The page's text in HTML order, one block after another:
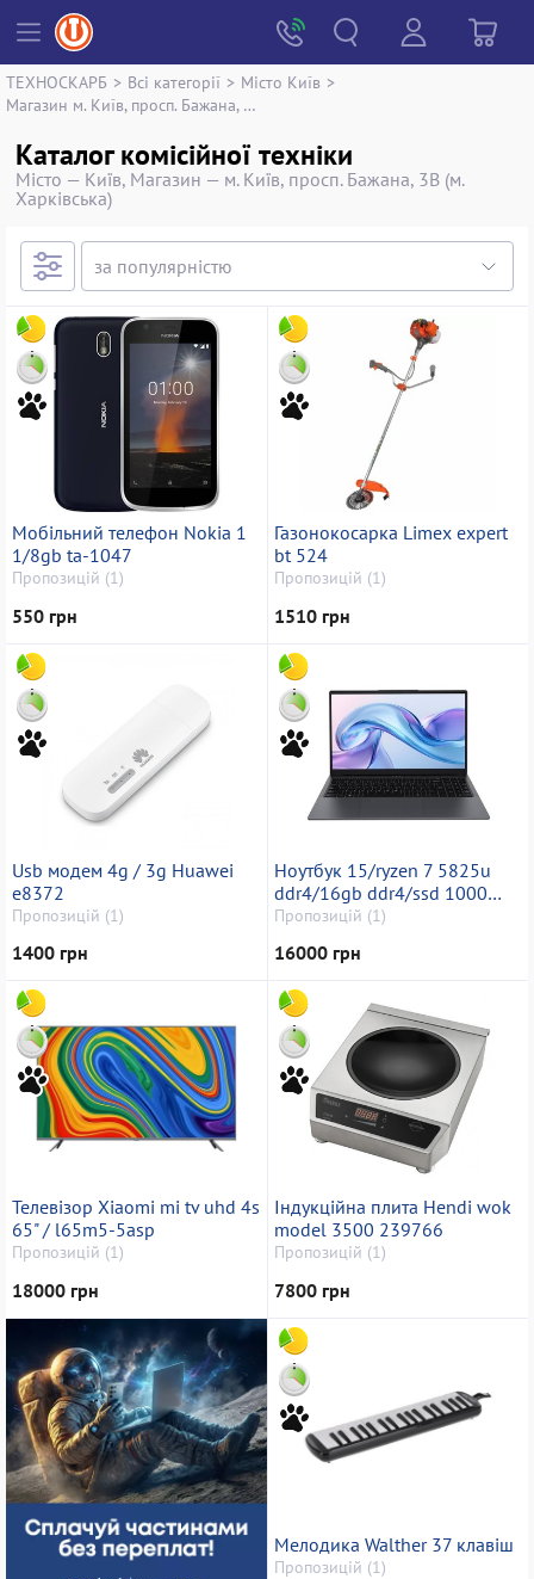
ТЕХНОСКАРБ > Всі категорії > Місто Київ >
Магазин м. Київ, просп. Бажана, 3В (м. Харківська)
Каталог комісійної техніки
Місто — Київ, Магазин — м. Київ, просп. Бажана, 3В (м.
Харківська)
Мобільний телефон Nokia 1
1/8gb ta-1047
Пропозицій (1)
550 грн
Газонокосарка Limex expert
bt 524
Пропозицій (1)
1510 грн
Usb модем 4g / 3g Huawei
e8372
Пропозицій (1)
1400 грн
Ноутбук 15/ryzen 7 5825u
ddr4/16gb ddr4/ssd 1000
gb/*інтегрована
Пропозицій (1)
16000 грн
Телевізор Xiaomi mi tv uhd 4s
65" / l65m5-5asp
Пропозицій (1)
18000 грн
Індукційна плита Hendi wok
model 3500 239766
Пропозицій (1)
7800 грн
Мелодика Walther 37 клавіш
Пропозицій (1)